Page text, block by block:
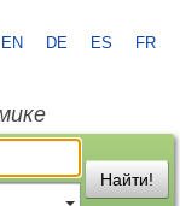
EN DE ES FR
Найти!